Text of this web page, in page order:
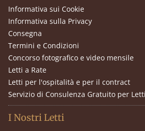
Informativa sui Cookie
Informativa sulla Privacy
Consegna
Termini e Condizioni
Concorso fotografico e video mensile
Letti a Rate
Letti per l'ospitalità e per il contract
Servizio di Consulenza Gratuito per Letti
I Nostri Letti